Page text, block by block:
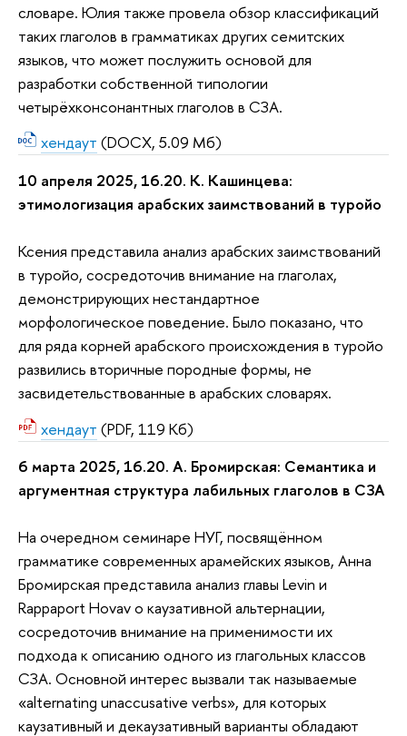
словаре. Юлия также провела обзор классификаций
таких глаголов в грамматиках других семитских
языков, что может послужить основой для
разработки собственной типологии
четырёхконсонантных глаголов в СЗА.
хендаут (DOCX, 5.09 Мб)
10 апреля 2025, 16.20. К. Кашинцева:
этимологизация арабских заимствований в туройо
Ксения представила анализ арабских заимствований
в туройо, сосредоточив внимание на глаголах,
демонстрирующих нестандартное
морфологическое поведение. Было показано, что
для ряда корней арабского происхождения в туройо
развились вторичные породные формы, не
засвидетельствованные в арабских словарях.
хендаут (PDF, 119 Кб)
6 марта 2025, 16.20. А. Бромирская: Семантика и
аргументная структура лабильных глаголов в СЗА
На очередном семинаре НУГ, посвящённом
грамматике современных арамейских языков, Анна
Бромирская представила анализ главы Levin и
Rappaport Hovav о каузативной альтернации,
сосредоточив внимание на применимости их
подхода к описанию одного из глагольных классов
СЗА. Основной интерес вызвали так называемые
«alternating unaccusative verbs», для которых
каузативный и декаузативный варианты обладают